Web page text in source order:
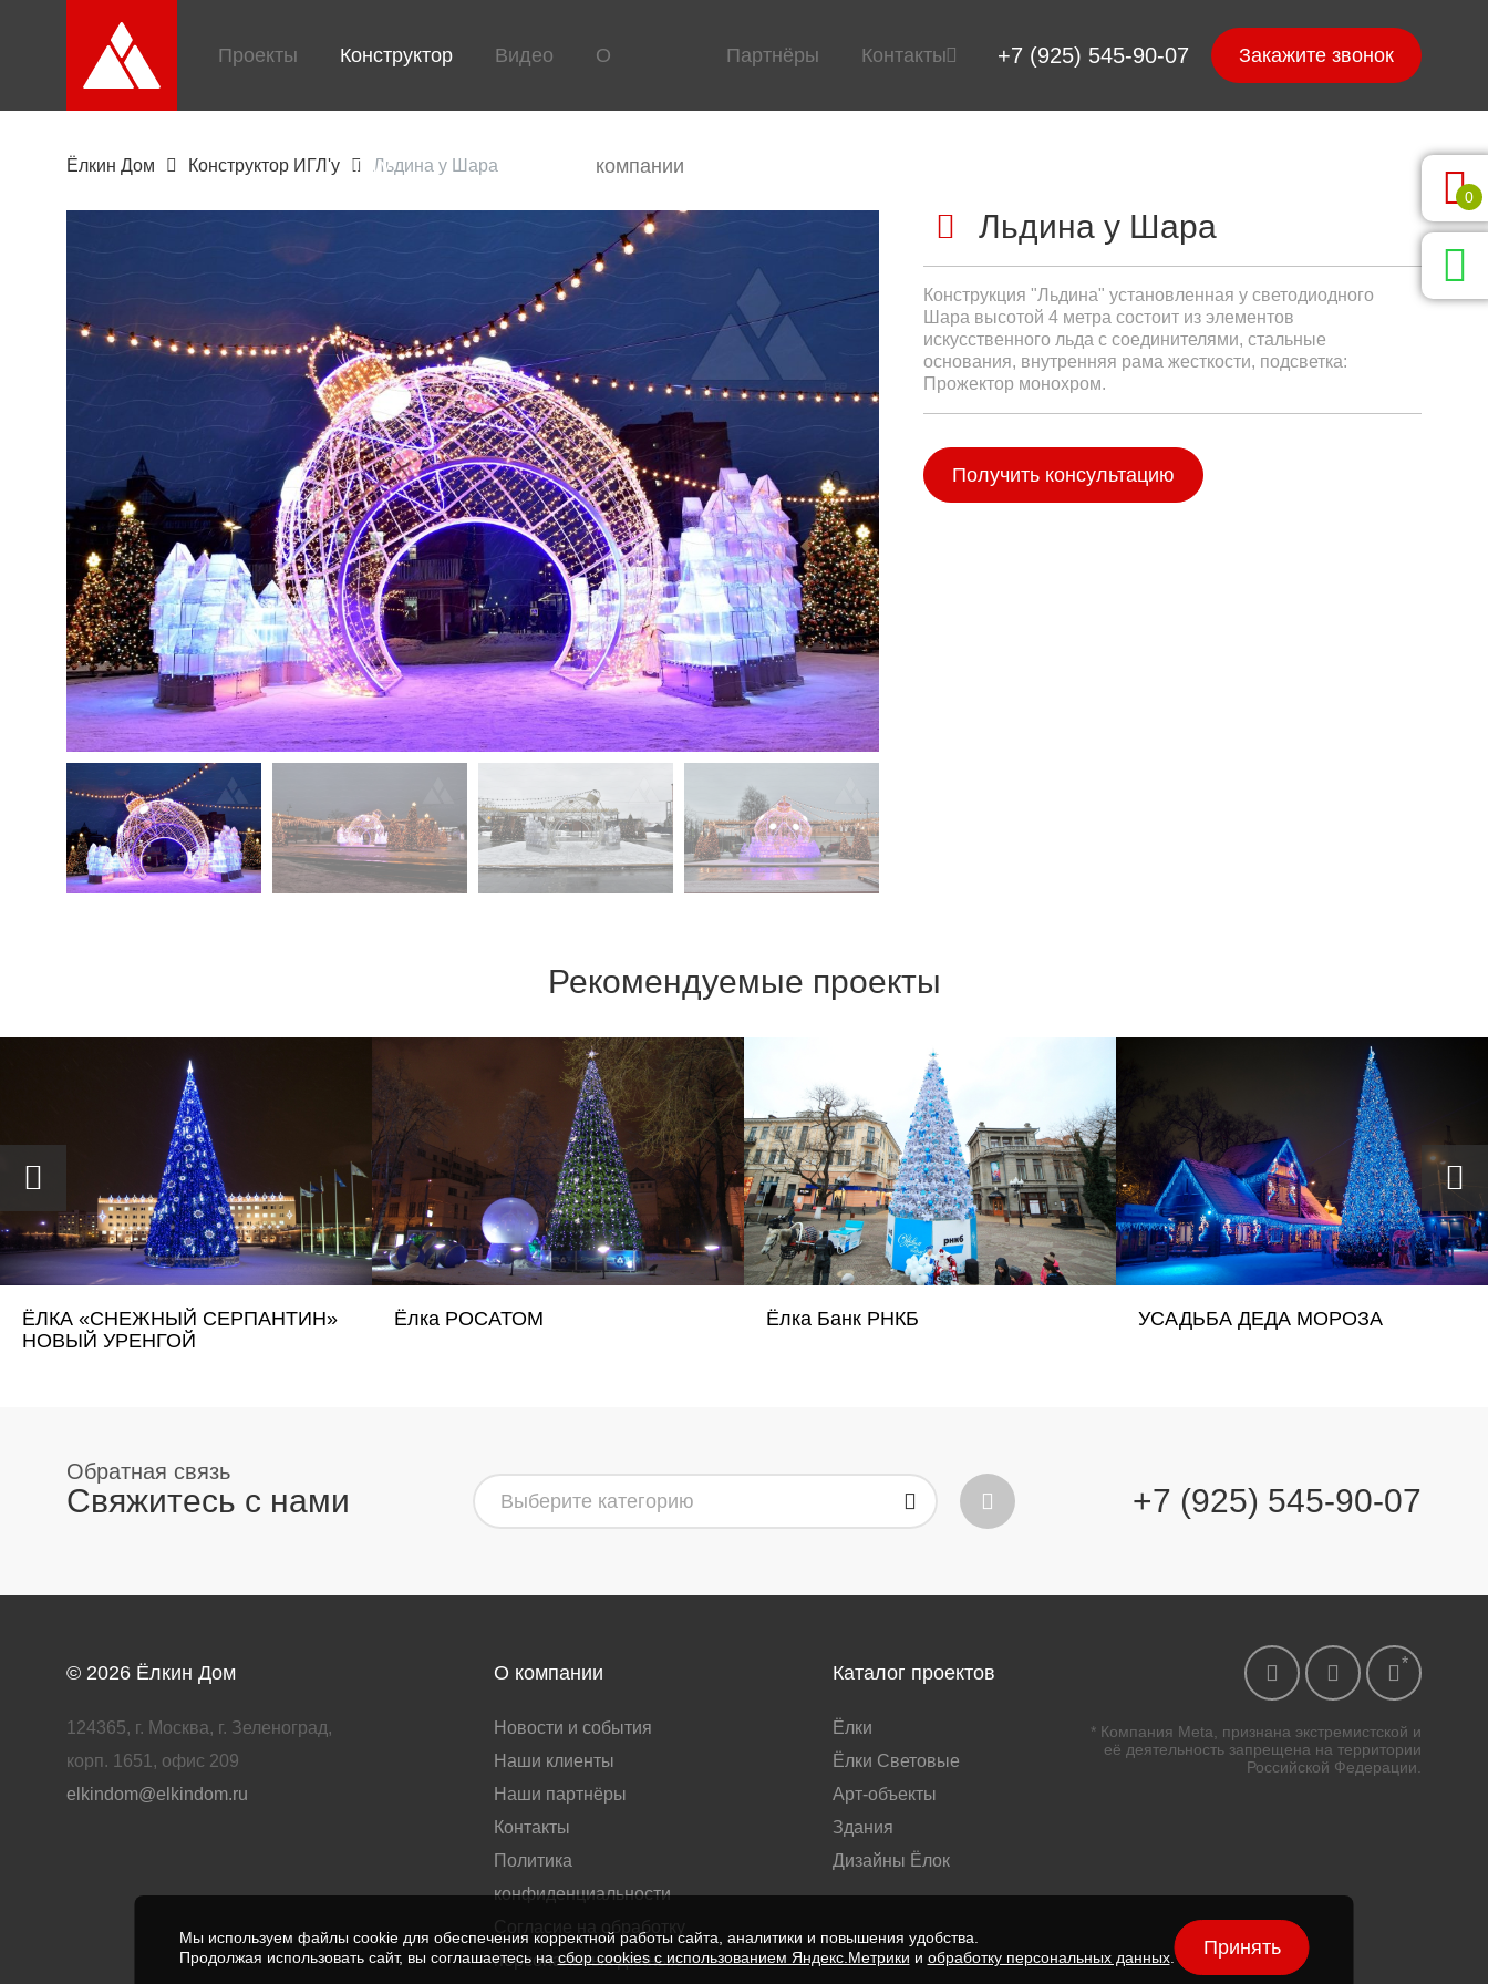
0
+7 (925) 545-90-07
Проекты Конструктор
ИГЛ'у
Видео О
компании
Партнёры Контакты
Ёлкин Дом Конструктор ИГЛ'у Льдина у Шара
Льдина у Шара
Конструкция "Льдина" установленная у светодиодного
Шара высотой 4 метра состоит из элементов
искусственного льда с соединителями, стальные
основания, внутренняя рама жесткости, подсветка:
Прожектор монохром.
Получить консультацию
Рекомендуемые проекты
ЁЛКА «СНЕЖНЫЙ СЕРПАНТИН»
НОВЫЙ УРЕНГОЙ
Ёлка РОСАТОМ Ёлка Банк РНКБ УСАДЬБА ДЕДА МОРОЗА
Свяжитесь с нами Выберите категорию +7 (925) 545-90-07
© 2026 Ёлкин Дом
124365, г. Москва, г. Зеленоград,
корп. 1651, офис 209
elkindom@elkindom.ru
О компании
Новости и события
Наши клиенты
Наши партнёры
Контакты
Политика
конфиденциальности
Согласие на обработку
персональных данных
Каталог проектов
Ёлки
Ёлки Световые
Арт-объекты
Здания
Дизайны Ёлок
* Компания Meta, признана экстремистской и
её деятельность запрещена на территории
Российской Федерации.
Мы используем файлы cookie для обеспечения корректной работы сайта, аналитики и повышения удобства.
Продолжая использовать сайт, вы соглашаетесь насбор cookies с использованием Яндекс.Метрики и обработку персональных данных. Принять